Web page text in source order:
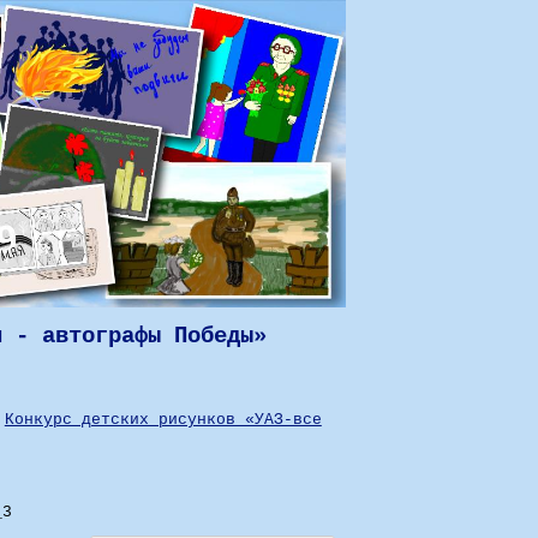
- автографы Победы»
Конкурс детских рисунков «УАЗ-все